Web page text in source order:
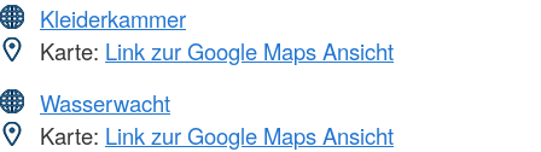
Kleiderkammer
Karte: Link zur Google Maps Ansicht
Wasserwacht
Karte: Link zur Google Maps Ansicht